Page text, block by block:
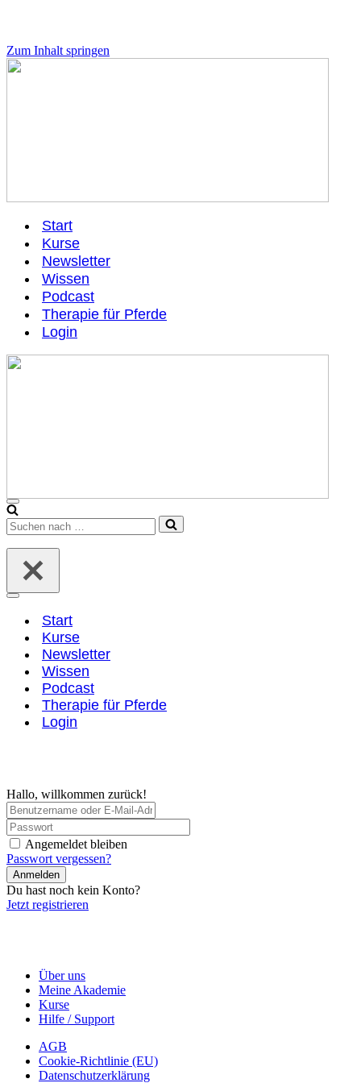
Zum Inhalt springen
Start
Kurse
Newsletter
Wissen
Podcast
Therapie für Pferde
Login
Navigationsmenü
Suchen
nach …
Navigationsmenü
Start
Kurse
Newsletter
Wissen
Podcast
Therapie für Pferde
Login
Hallo, willkommen zurück!
Angemeldet bleiben
Passwort vergessen?
Anmelden
Du hast noch kein Konto?
Jetzt registrieren
Über uns
Meine Akademie
Kurse
Hilfe / Support
AGB
Cookie-Richtlinie (EU)
Datenschutzerklärung